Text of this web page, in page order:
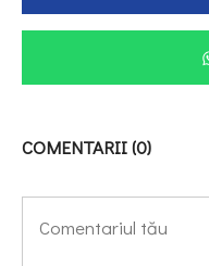
COMENTARII (0)